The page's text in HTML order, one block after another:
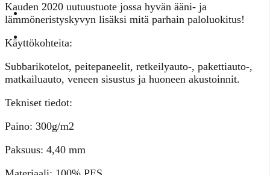
Kauden 2020 uutuustuote jossa hyvän ääni- ja
lämmöneristyskyvyn lisäksi mitä parhain paloluokitus!
Käyttökohteita:
Subbarikotelot, peitepaneelit, retkeilyauto-, pakettiauto-,
matkailuauto, veneen sisustus ja huoneen akustoinnit.
Tekniset tiedot:
Paino: 300g/m2
Paksuus: 4,40 mm